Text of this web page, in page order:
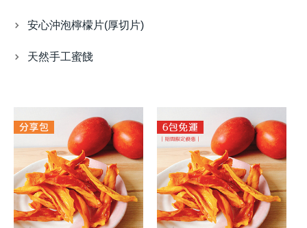
安心沖泡檸檬片(厚切片)
天然手工蜜餞